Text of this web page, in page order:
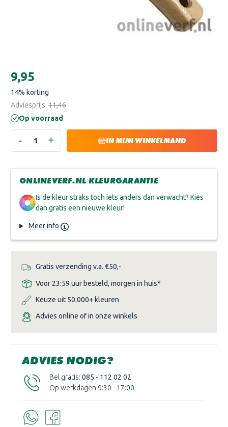
voorraad:
€9,95
14% korting
Adviesprijs: €11,46
Op voorraad
HOEVEELHEID
VAN
ROTTERDAMS
- HOEVEELHEID
VAN
ROTTERDAMS
+ IN MIJN WINKELMAND
ONLINEVERF.NL KLEURGARANTIE
Is de kleur straks toch iets anders dan verwacht? Kies
dan gratis een nieuwe kleur!
Meer info
Gratis verzending v.a. €50,-
Voor 23:59 uur besteld, morgen in huis*
Keuze uit 50.000+ kleuren
Advies online of in onze winkels
ADVIES NODIG?
Bel gratis: 085 - 112 02 02
Op werkdagen 9:30 - 17:00